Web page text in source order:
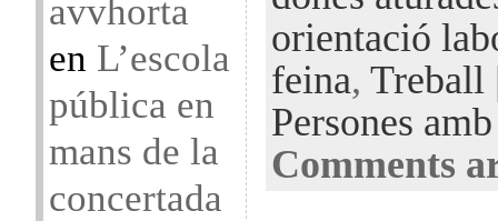
avvhorta
en L’escola
pública en
mans de la
concertada
orientació
feina, Treball
Persones
Comments